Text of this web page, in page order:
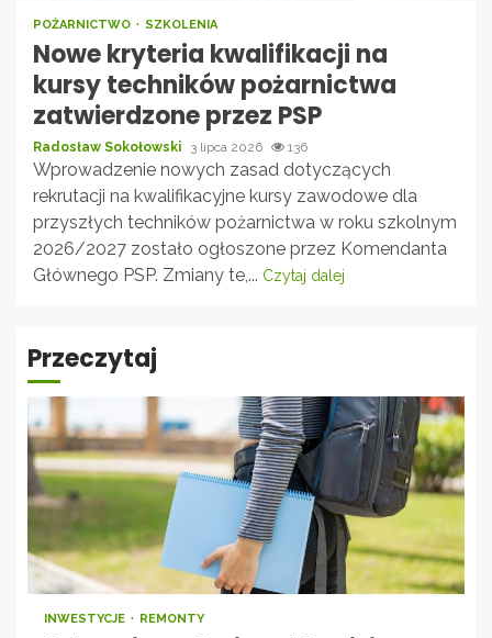
POŻARNICTWO SZKOLENIA
Nowe kryteria kwalifikacji na
kursy techników pożarnictwa
zatwierdzone przez PSP
Radosław Sokołowski 3 lipca 2026 136
Wprowadzenie nowych zasad dotyczących
rekrutacji na kwalifikacyjne kursy zawodowe dla
przyszłych techników pożarnictwa w roku szkolnym
2026/2027 zostało ogłoszone przez Komendanta
Głównego PSP. Zmiany te,... Czytaj dalej
Przeczytaj
INWESTYCJE REMONTY